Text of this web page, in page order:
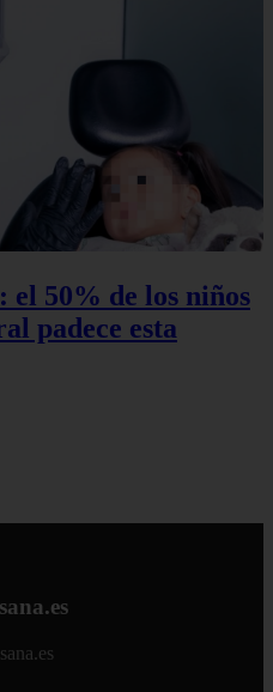
el 50% de los niños
padece esta